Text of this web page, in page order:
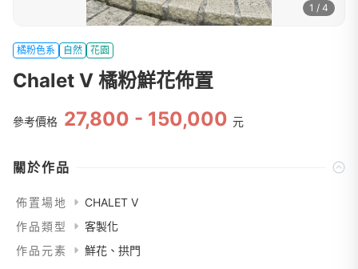
1 / 4
橘粉色系 自然 花園
Chalet V 橘粉鮮花佈置
參考價格 27,800 - 150,000 元
關於作品
佈置場地
CHALET V
作品類型
客製化
作品元素
鮮花、拱門